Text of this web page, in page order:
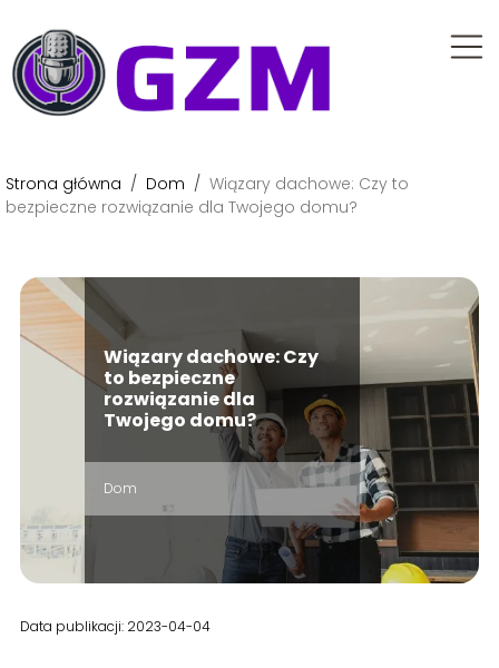
Strona główna / Dom / Wiązary dachowe: Czy to
bezpieczne rozwiązanie dla Twojego domu?
Wiązary dachowe: Czy
to bezpieczne
rozwiązanie dla
Twojego domu?
Dom
Data publikacji: 2023-04-04